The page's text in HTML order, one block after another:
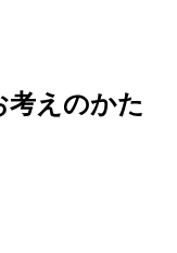
考えのかた